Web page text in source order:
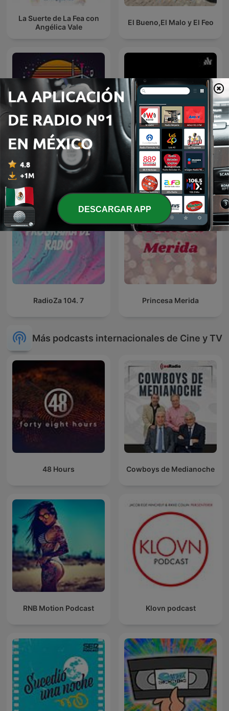
La Suerte de La Fea con
Angélica Vale
El Bueno,El Malo y El Feo
Retro 80s
Cuernavaca Life Y Sus
Personajes
RadioZa 104. 7 Princesa Merida
Más podcasts internacionales de Cine y TV
48 Hours Cowboys de Medianoche
RNB Motion Podcast Klovn podcast
DESCARGAR APP